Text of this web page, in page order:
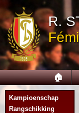
R.
🏠
Kampioenschap
Rangschikking
04/10/2014
18/10/2014
06/12/2014
07/03/2015
16/03/2015
28/03/2015
15/04/2015
25/04/2015
01/05/2015
14/05/2015
17/05/2015